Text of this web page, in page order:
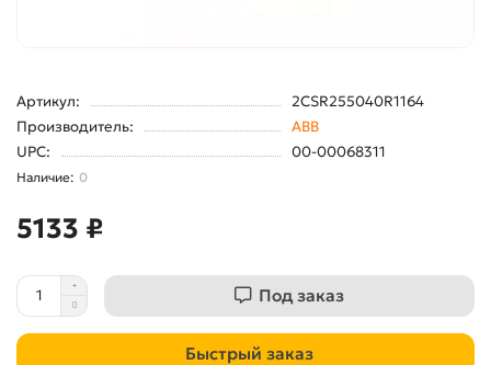
Артикул:
2CSR255040R1164
Производитель:
ABB
UPC:
00-00068311
0
5133 ₽
Под заказ
Быстрый заказ